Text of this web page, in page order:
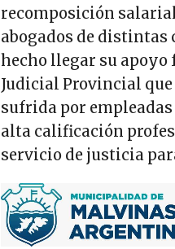
recomposición
abogados de distintas
hecho llegar su
Judicial Provincial
sufrida por
alta calificación
servicio de justicia